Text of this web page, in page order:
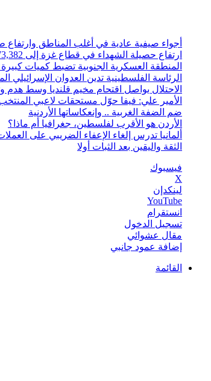
أجواء صيفية عادية في أغلب المناطق وارتفاع
ارتفاع حصيلة الشهداء في قطاع غزة إلى 73,382 منذ بدء العدوان الإسرائيلي
المنطقة العسكرية الجنوبية تضبط كميات
الرئاسة الفلسطينية تدين العدوان الإسرائيلي
الاحتلال يواصل اقتحام مخيم قلنديا وسط هدم
الأمير علي: فيفا حوّل مستحقات لاعبي المنتخب
ضم الضفة الغربية .. وإنعكاساتها الأردنية
الأردن هو الأقرب لفلسطين، جغرافيا أم ماذا؟
ألمانيا تدرس إلغاء الإعفاء الضريبي على
الثقة واليقين بعد الثبات أولا
فيسبوك
‫X
لينكدإن
‫YouTube
انستقرام
تسجيل الدخول
مقال عشوائي
إضافة عمود جانبي
القائمة